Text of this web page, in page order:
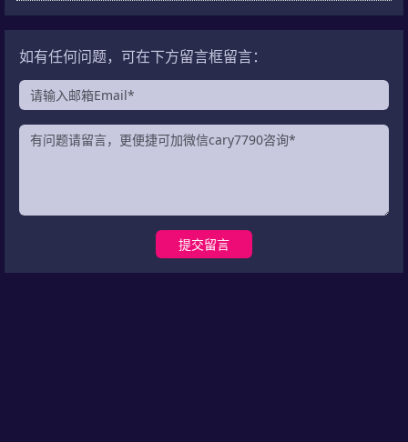
如有任何问题，可在下方留言框留言：
提交留言